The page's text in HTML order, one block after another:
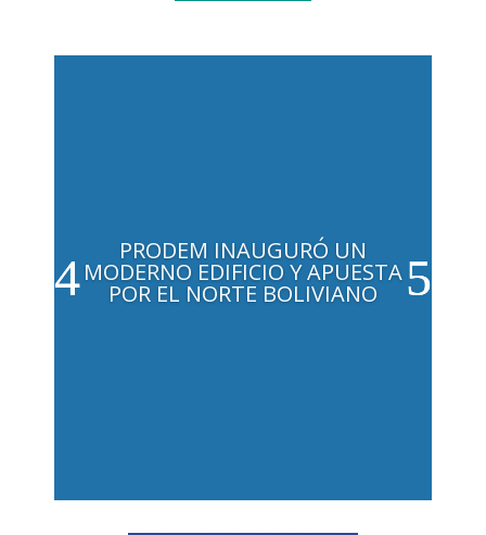
PRODEM INAUGURÓ UN
MODERNO EDIFICIO Y APUESTA
POR EL NORTE BOLIVIANO